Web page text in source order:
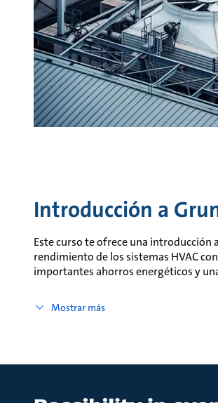
Introducción a
Este curso te ofrece una
rendimiento de los sistemas HVAC
importantes ahorros energéticos y
Mostrar más